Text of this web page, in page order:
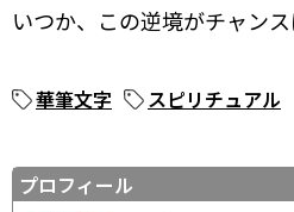
いつか、この逆境がチャン
華筆文字 スピリチュアル
プロフィール